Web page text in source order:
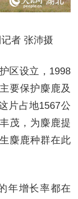
者 张沛摄
区设立，1998
要保护麋鹿及
片占地1567公
茂，为麋鹿提
麋鹿种群在此
增长率都在